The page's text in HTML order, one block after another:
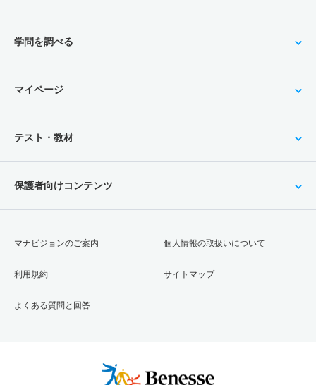
学問を調べる
マイページ
テスト・教材
保護者向けコンテンツ
マナビジョンのご案内
利用規約
よくある質問と回答
個人情報の取扱いについて
サイトマップ